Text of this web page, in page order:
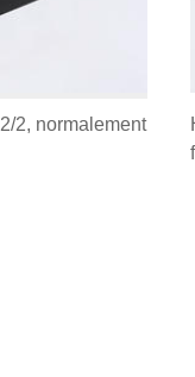
2, normalement